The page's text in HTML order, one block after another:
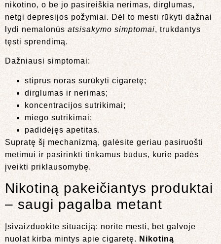
nikotino, o be jo pasireiškia nerimas, dirglumas,
netgi depresijos požymiai. Dėl to mesti rūkyti dažnai
lydi nemalonūs atsisakymo simptomai, trukdantys
tęsti sprendimą.
Dažniausi simptomai:
stiprus noras surūkyti cigaretę;
dirglumas ir nerimas;
koncentracijos sutrikimai;
miego sutrikimai;
padidėjęs apetitas.
Supratę šį mechanizmą, galėsite geriau pasiruošti
metimui ir pasirinkti tinkamus būdus, kurie padės
įveikti priklausomybę.
Nikotiną pakeičiantys produktai
– saugi pagalba metant
Įsivaizduokite situaciją: norite mesti, bet galvoje
nuolat kirba mintys apie cigaretę. Nikotiną